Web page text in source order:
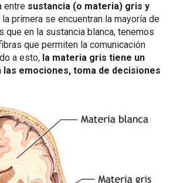
entre sustancia (o materia) gris y
la primera se encuentran la mayoría de
que en la sustancia blanca, tenemos
que permiten la comunicación
a esto, la materia gris tiene un
las emociones, toma de decisiones